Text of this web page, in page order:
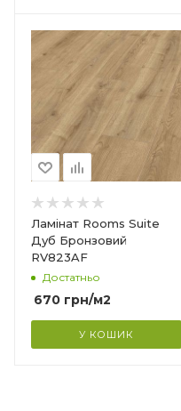
Ламінат Rooms Suite
Дуб Бронзовий
RV823AF
Достатньо
670 грн/м2
У КОШИК
Мінімальна ціна
670.00
Максимальна ціна
670.00